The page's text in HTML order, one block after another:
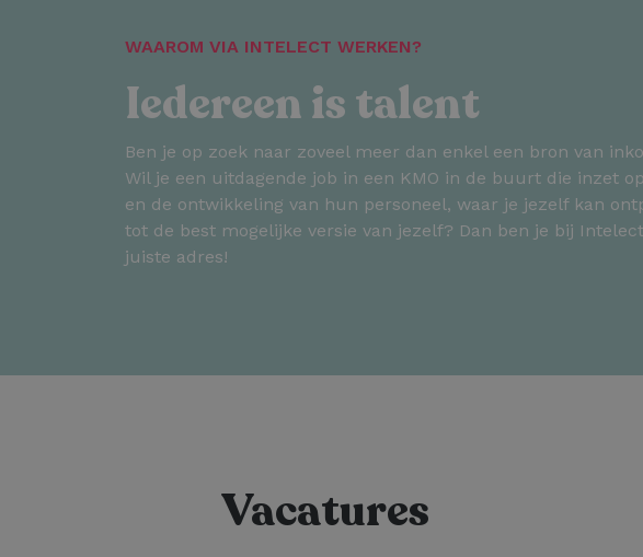
WAAROM VIA INTELECT WERKEN?
Iedereen is talent
Ben je op zoek naar zoveel meer dan enkel een bron van
Wil je een uitdagende job in een KMO in de buurt die inzet
en de ontwikkeling van hun personeel, waar je jezelf kan
tot de best mogelijke versie van jezelf? Dan ben je bij
juiste adres!
Vacatures